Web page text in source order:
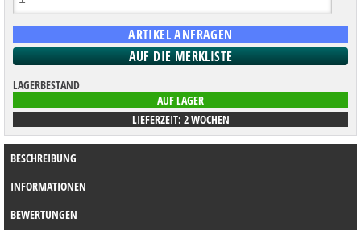
LAGERBESTAND
AUF LAGER
LIEFERZEIT: 2 WOCHEN
BESCHREIBUNG
INFORMATIONEN
BEWERTUNGEN